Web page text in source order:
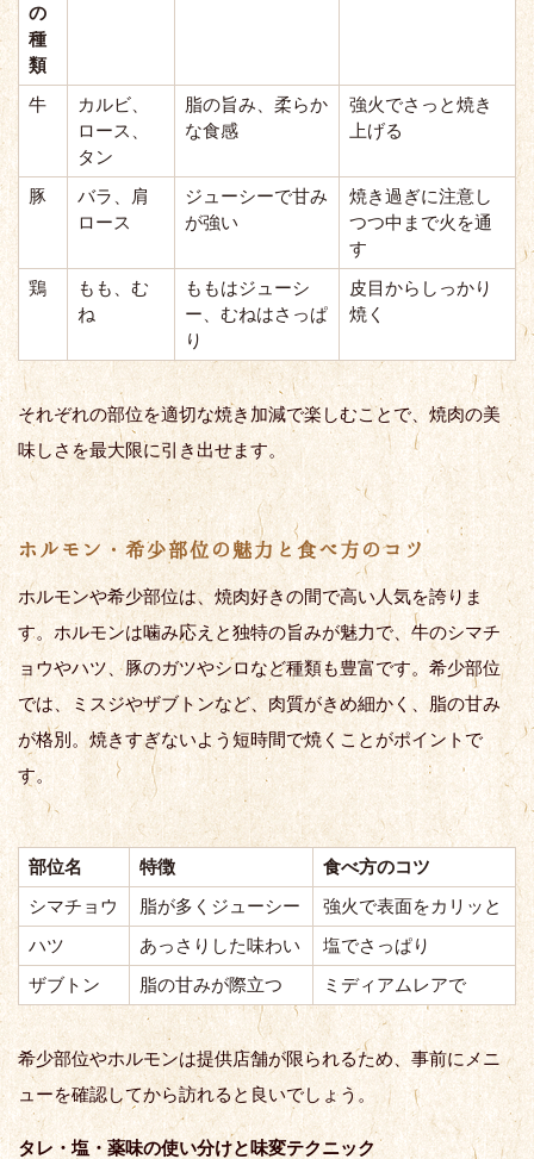
の
種
類
牛
カルビ、
ロース、
タン
脂の旨み、柔らか
な食感
強火でさっと焼き
上げる
豚
バラ、肩
ロース
ジューシーで甘み
が強い
焼き過ぎに注意し
つつ中まで火を通
す
鶏
もも、む
ね
ももはジューシ
ー、むねはさっぱ
り
皮目からしっかり
焼く
それぞれの部位を適切な焼き加減で楽しむことで、焼肉の美
味しさを最大限に引き出せます。
ホルモン・希少部位の魅力と食べ方のコツ
ホルモンや希少部位は、焼肉好きの間で高い人気を誇りま
す。ホルモンは噛み応えと独特の旨みが魅力で、牛のシマチ
ョウやハツ、豚のガツやシロなど種類も豊富です。希少部位
では、ミスジやザブトンなど、肉質がきめ細かく、脂の甘み
が格別。焼きすぎないよう短時間で焼くことがポイントで
す。
部位名 特徴
食べ方のコツ
シマチョウ
脂が多くジューシー
強火で表面をカリッと
ハツ
あっさりした味わい
塩でさっぱり
ザブトン
脂の甘みが際立つ ミディアムレアで
希少部位やホルモンは提供店舗が限られるため、事前にメニ
ューを確認してから訪れると良いでしょう。
タレ・塩・薬味の使い分けと味変テクニック